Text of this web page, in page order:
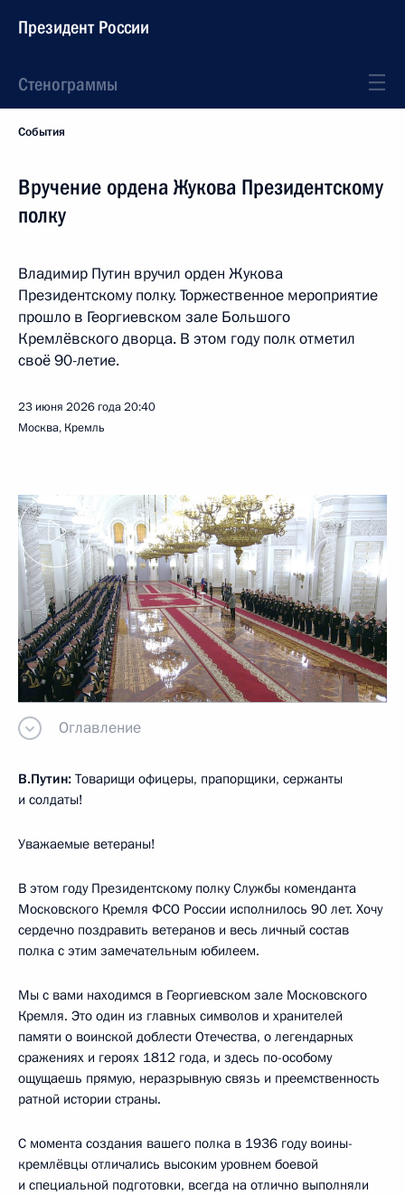
Президент России
Стенограммы
События
Вручение ордена Жукова Президентскому
полку
Владимир Путин вручил орден Жукова
Президентскому полку. Торжественное мероприятие
прошло в Георгиевском зале Большого
Кремлёвского дворца. В этом году полк отметил
своё 90-летие.
23 июня 2026 года20:40
Москва, Кремль
Оглавление
В.Путин: Товарищи офицеры, прапорщики, сержанты
и солдаты!
Уважаемые ветераны!
В этом году Президентскому полку Службы коменданта
Московского Кремля ФСО России исполнилось 90 лет. Хочу
сердечно поздравить ветеранов и весь личный состав
полка с этим замечательным юбилеем.
Мы с вами находимся в Георгиевском зале Московского
Кремля. Это один из главных символов и хранителей
памяти о воинской доблести Отечества, о легендарных
сражениях и героях 1812 года, и здесь по-особому
ощущаешь прямую, неразрывную связь и преемственность
ратной истории страны.
С момента создания вашего полка в 1936 году воины-
кремлёвцы отличались высоким уровнем боевой
и специальной подготовки, всегда на отлично выполняли